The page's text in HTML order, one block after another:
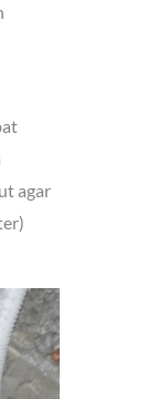
agar